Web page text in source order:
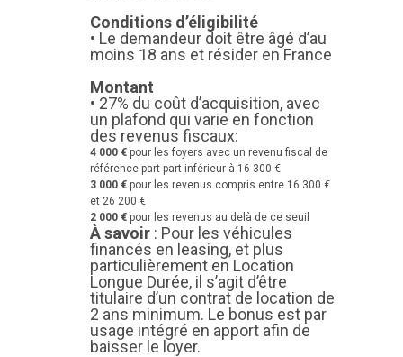
Conditions d’éligibilité
• Le demandeur doit être âgé d’au
moins 18 ans et résider en France
Montant
• 27% du coût d’acquisition, avec
un plafond qui varie en fonction
des revenus fiscaux:
4 000 € pour les foyers avec un revenu fiscal de
référence part part inférieur à 16 300 €
3 000 € pour les revenus compris entre 16 300 €
et 26 200 €
2 000 € pour les revenus au delà de ce seuil
À savoir : Pour les véhicules
financés en leasing, et plus
particulièrement en Location
Longue Durée, il s’agit d’être
titulaire d’un contrat de location de
2 ans minimum. Le bonus est par
usage intégré en apport afin de
baisser le loyer.